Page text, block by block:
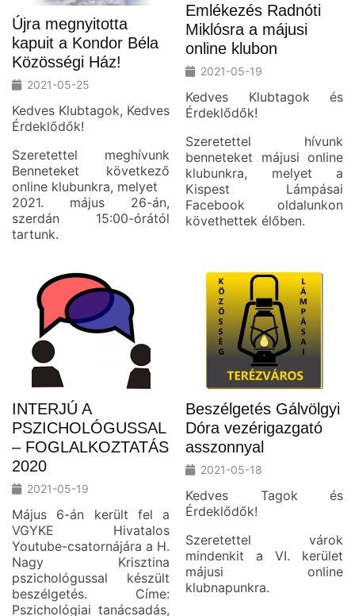
Újra megnyitotta
kapuit a Kondor Béla
Közösségi Ház!
2021-05-25
Kedves Klubtagok, Kedves
Érdeklődők!
Szeretettel meghívunk
Benneteket következő
online klubunkra, melyet
2021. május 26-án,
szerdán 15:00-órától
tartunk.
Emlékezés Radnóti
Miklósra a májusi
online klubon
2021-05-19
Kedves Klubtagok és
Érdeklődők!
Szeretettel hívunk
benneteket májusi online
klubunkra, melyet a
Kispest Lámpásai
Facebook oldalunkon
követhettek élőben.
INTERJÚ A
PSZICHOLÓGUSSAL
– FOGLALKOZTATÁS
2020
2021-05-19
Május 6-án került fel a
VGYKE Hivatalos
Youtube-csatornájára a H.
Nagy Krisztina
pszichológussal készült
beszélgetés. Címe:
Pszichológiai tanácsadás,
Beszélgetés Gálvölgyi
Dóra vezérigazgató
asszonnyal
2021-05-18
Kedves Tagok és
Érdeklődők!
Szeretettel várok
mindenkit a VI. kerület
májusi online
klubnapunkra.